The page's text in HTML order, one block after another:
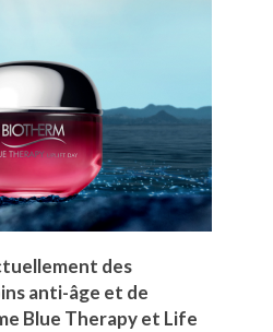
des
anti-âge et de
Blue Therapy et Life